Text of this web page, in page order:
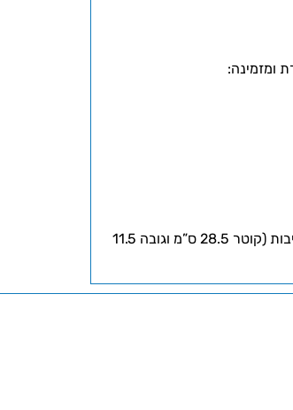
ומזמינה:
המכסה השקוף הנלווה שומר על טריות המזון ומגן עליו מאבק ומזיקים, תוך שהוא מאפשר לראות את התכולה המפתה שבפנים. עם מידותיו הנדיבות (קוטר 28.5 ס”מ וגובה 11.5